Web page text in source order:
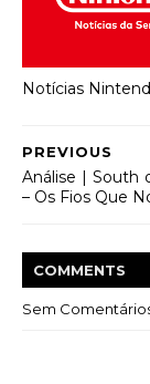
Notícias
PREVIOUS
Análise | South
– Os Fios Que
COMMENTS
Sem